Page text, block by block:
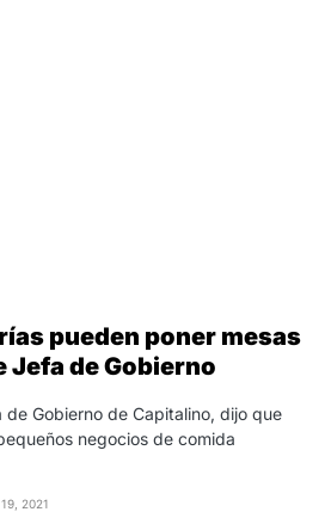
pueden poner mesas
Jefa de Gobierno
de Gobierno de Capitalino, dijo que
negocios de comida
2021